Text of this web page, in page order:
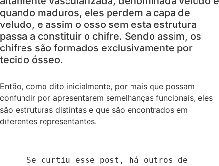
quando maduros, eles perdem a capa de
veludo, e assim o osso sem esta estrutura
passa a constituir o chifre. Sendo assim, os
chifres são formados exclusivamente por
tecido ósseo.
Então, como dito inicialmente, por mais que possam
confundir por apresentarem semelhanças funcionais, eles
são estruturas distintas e que são encontrados em
diferentes representantes.
Se curtiu esse post, há outros de